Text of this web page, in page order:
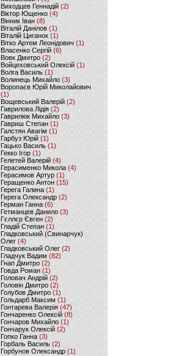
Виходцев Геннадій (2)
Віктор Ющенко (4)
Вінник Іван (8)
Віталій Данілов (1)
Віталій Циганок (1)
Вітко Артем Леонідович(1)
Власенко Сергій (6)
Вовк Дмитро(2)
Войцеховський Олексій(1)
Волга Василь (1)
Волинець Михайло (3)
Воропаєв Юрій Миколайович
(1)
Вощевський Валерій(2)
Гаврилова Лідія (2)
Гаврилюк Михайло (3)
Гавриш Степан (1)
Галстян Авагім (1)
Гарбуз Юрій (1)
Гацько Василь (1)
Гекко Ігор(1)
Гелетей Валерій (4)
Герасименко Микола (4)
Герасимов Артур (1)
Геращенко Антон(15)
Герега Галина (1)
Герега Олександр (2)
Герман Ганна (6)
Гетманцев Данило (3)
Гєллєр Євген (2)
Гладій Степан(1)
Гладковський (Свинарчук)
Олег (4)
Гладковський Олег (2)
Гладчук Вадим (82)
Гнап Дмитро (2)
Говда Роман(1)
Головач Андрій (2)
Головін Дмитро (2)
Голубов Дмитро (1)
Гольдарб Максим(1)
Гонтарева Валерія (47)
Гончаренко Олексій(8)
Гончаров Михайло (1)
Гончарук Олексій (2)
Гопко Ганна (3)
Горбаль Василь (2)
Горбунов Олександр (1)